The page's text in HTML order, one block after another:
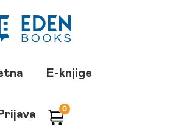
E-knjige
0